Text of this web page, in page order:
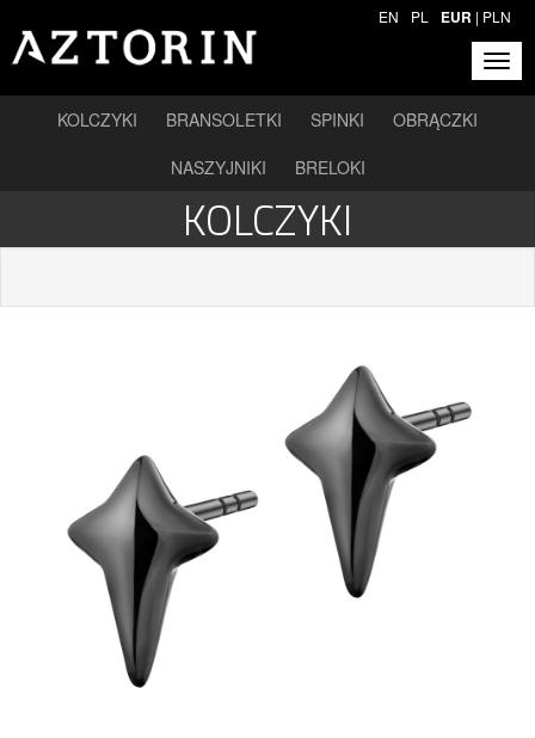
EN PL EUR | PLN
KOLCZYKI BRANSOLETKI SPINKI
OBRĄCZKI
NASZYJNIKI
BRELOKI
KOLCZYKI